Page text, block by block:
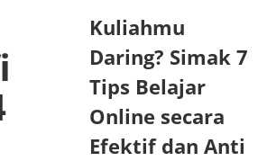
Kuliahmu
Daring? Simak 7
Tips Belajar
Online secara
Efektif dan Anti